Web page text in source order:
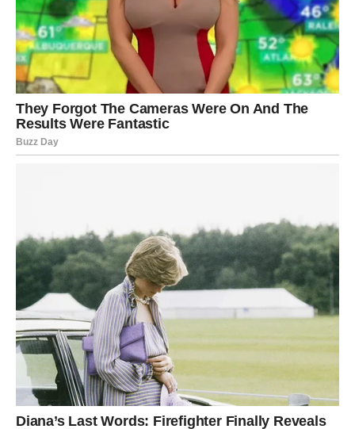
Možda ste u poslednje vreme sumnjali u neki plan ili
odnos, ali ova karta nagoveštava da postoji razlog za
optimizam.
Ribe – Karta Radost
Ribama današnja karta donosi energiju sreće i lepih
Moguće je da ćete dobiti lepu vest, provesti prijatan
trenutak sa bliskim ljudima ili doživeti situaciju koja vam
vraća veru u dobre stvari.